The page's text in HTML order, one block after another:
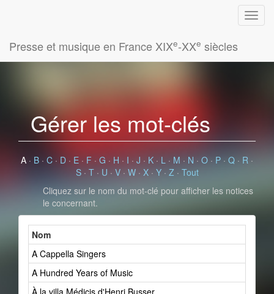
Presse et musique en France XIXe-XXe siècles
Gérer les mot-clés
A · B · C · D · E · F · G · H · I · J · K · L · M · N · O · P · Q · R ·
S· T· U · V· W· X· Y· Z· Tout
Cliquez sur le nom du mot-clé pour afficher les notices
le concernant.
Nom
A Cappella Singers
A Hundred Years of Music
À la villa Médicis d'Henri Busser